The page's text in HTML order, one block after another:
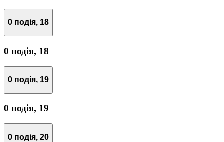
0 подія, 18
0 подія, 18
0 подія, 19
0 подія, 19
0 подія, 20